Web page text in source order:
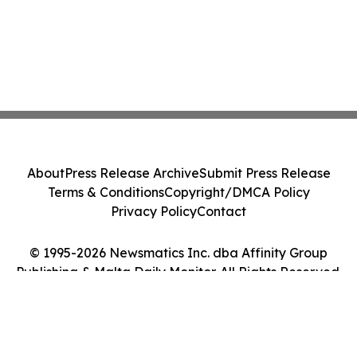
© 1995-2026 Newsmatics Inc. dba Affinity Group
Publishing & Malta Daily Monitor. All Rights Reserved.
AboutPress Release ArchiveSubmit Press Release
Terms & ConditionsCopyright/DMCA Policy
Privacy PolicyContact